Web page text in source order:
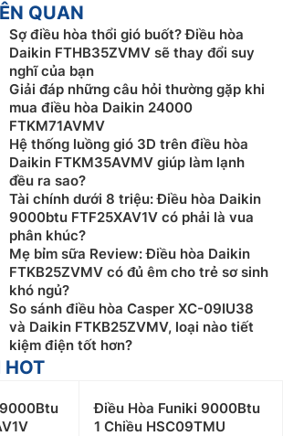
QUAN
Sợ điều hòa thổi gió buốt? Điều hòa
Daikin FTHB35ZVMV sẽ thay đổi suy
nghĩ của bạn
Giải đáp những câu hỏi thường gặp khi
mua điều hòa Daikin 24000
FTKM71AVMV
Hệ thống luồng gió 3D trên điều hòa
Daikin FTKM35AVMV giúp làm lạnh
đều ra sao?
Tài chính dưới 8 triệu: Điều hòa Daikin
9000btu FTF25XAV1V có phải là vua
phân khúc?
Mẹ bỉm sữa Review: Điều hòa Daikin
FTKB25ZVMV có đủ êm cho trẻ sơ sinh
khó ngủ?
So sánh điều hòa Casper XC-09IU38
và Daikin FTKB25ZVMV, loại nào tiết
kiệm điện tốt hơn?
HOT
Điều Hòa Funiki 9000Btu
1 Chiều HSC09TMU